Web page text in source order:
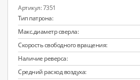
7351
Тип патрона:
Макс.диаметр сверла:
Скорость свободного вращения:
Наличие реверса:
Средний расход воздуха: